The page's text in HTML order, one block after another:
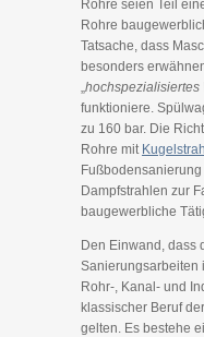
Rohre seien Teil
Rohre
Tatsache, dass
besonders
„hochspezialisiertes
funktioniere.
zu 160 bar. Die
Rohre mit
Dampfstrahlen zur
baugewerbliche
Den Einwand, dass
Sanierungsarbeiten
Rohr-, Kanal- und
klassischer Beruf
gelten. Es bestehe